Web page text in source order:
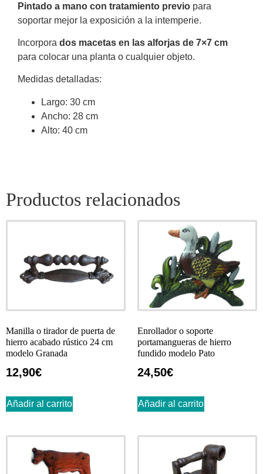
Pintado a mano con tratamiento previo para
soportar mejor la exposición a la intemperie.
Incorpora dos macetas en las alforjas de 7×7 cm
para colocar una planta o cualquier objeto.
Medidas detalladas:
Largo: 30 cm
Ancho: 28 cm
Alto: 40 cm
Productos relacionados
Manilla o tirador de puerta de
hierro acabado rústico 24 cm
modelo Granada
12,90€
Añadir al carrito
Enrollador o soporte
portamangueras de hierro
fundido modelo Pato
24,50€
Añadir al carrito